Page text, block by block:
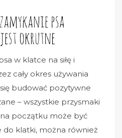
w klatce na siłę i
cały okres używania
budować pozytywne
– wszystkie przysmaki
początku może być
do klatki, można również